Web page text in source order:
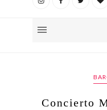
Concierto